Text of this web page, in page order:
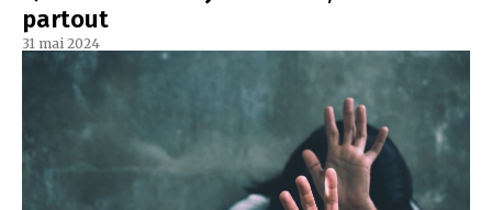
partout
31 mai 2024